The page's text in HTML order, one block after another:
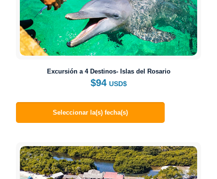
Excursión a 4 Destinos- Islas del Rosario
$94 USD$
Seleccionar la(s) fecha(s)